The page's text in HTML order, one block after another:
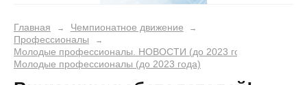
Главная → Чемпионатное движение →
Профессионалы →
Молодые профессионалы. НОВОСТИ (до 2023 года)
Молодые профессионалы (до 2023 года)